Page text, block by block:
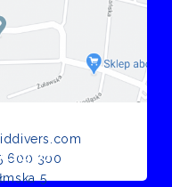
600 300
5